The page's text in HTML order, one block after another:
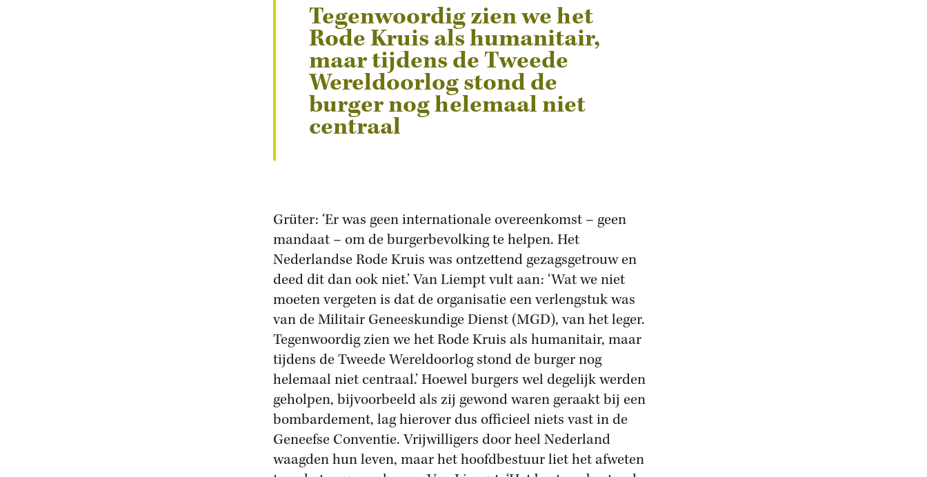
Tegenwoordig zien we het
Rode Kruis als humanitair,
maar tijdens de Tweede
Wereldoorlog stond de
burger nog helemaal niet
centraal
Grüter: ‘Er was geen internationale overeenkomst – geen
mandaat – om de burgerbevolking te helpen. Het
Nederlandse Rode Kruis was ontzettend gezagsgetrouw en
deed dit dan ook niet.’ Van Liempt vult aan: ‘Wat we niet
moeten vergeten is dat de organisatie een verlengstuk was
van de Militair Geneeskundige Dienst (MGD), van het leger.
Tegenwoordig zien we het Rode Kruis als humanitair, maar
tijdens de Tweede Wereldoorlog stond de burger nog
helemaal niet centraal.’ Hoewel burgers wel degelijk werden
geholpen, bijvoorbeeld als zij gewond waren geraakt bij een
bombardement, lag hierover dus officieel niets vast in de
Geneefse Conventie. Vrijwilligers door heel Nederland
waagden hun leven, maar het hoofdbestuur liet het afweten